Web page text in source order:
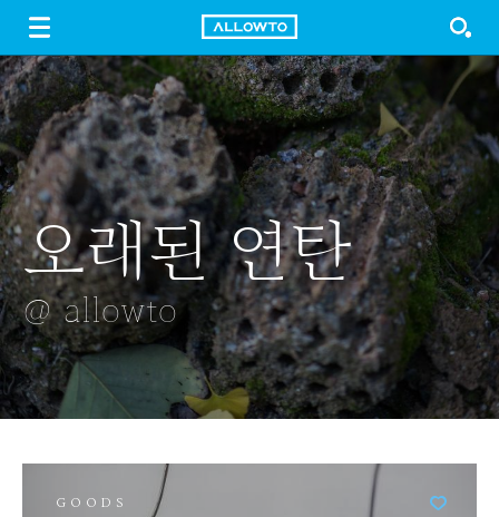
FREE DOWNLOAD GUIDE LOGIN SIGN UP
오래된 연탄
@ allowto
손소독제
@ allowto
한강의 얼음
@ allowto
드라이 플라워
@ allowto
눈길
@ allowto
GOODS